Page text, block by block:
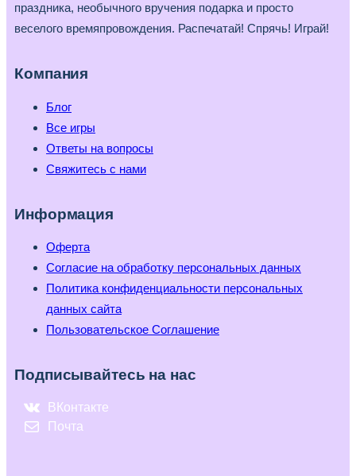
праздника, необычного вручения подарка и просто
веселого времяпровождения. Распечатай! Спрячь! Играй!
Компания
Блог
Все игры
Ответы на вопросы
Свяжитесь с нами
Информация
Оферта
Согласие на обработку персональных данных
Политика конфиденциальности персональных
данных сайта
Пользовательское Соглашение
Подписывайтесь на нас
ВКонтакте
Почта